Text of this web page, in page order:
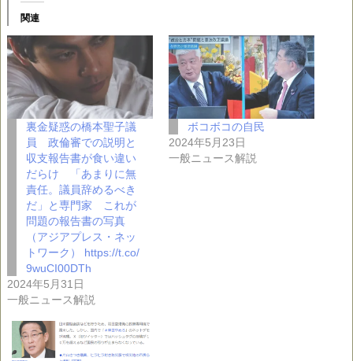
関連
裏金疑惑の橋本聖子議
員 政倫審での説明と
収支報告書が食い違い
だらけ 「あまりに無
責任。議員辞めるべき
だ」と専門家 これが
問題の報告書の写真
（アジアプレス・ネッ
トワーク） https://t.co/
9wuCI00DTh
2024年5月31日
一般ニュース解説
ボコボコの自民
2024年5月23日
一般ニュース解説